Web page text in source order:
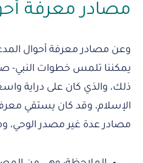
مصادر معرفة
وعن مصادر معرفة أحوال
يمكننا تلمس خطوات النبي-
ذلك، والذي كان على دراية
الإسلام، وقد كان يستقي
مصادر عدة غير مصدر الوحي،